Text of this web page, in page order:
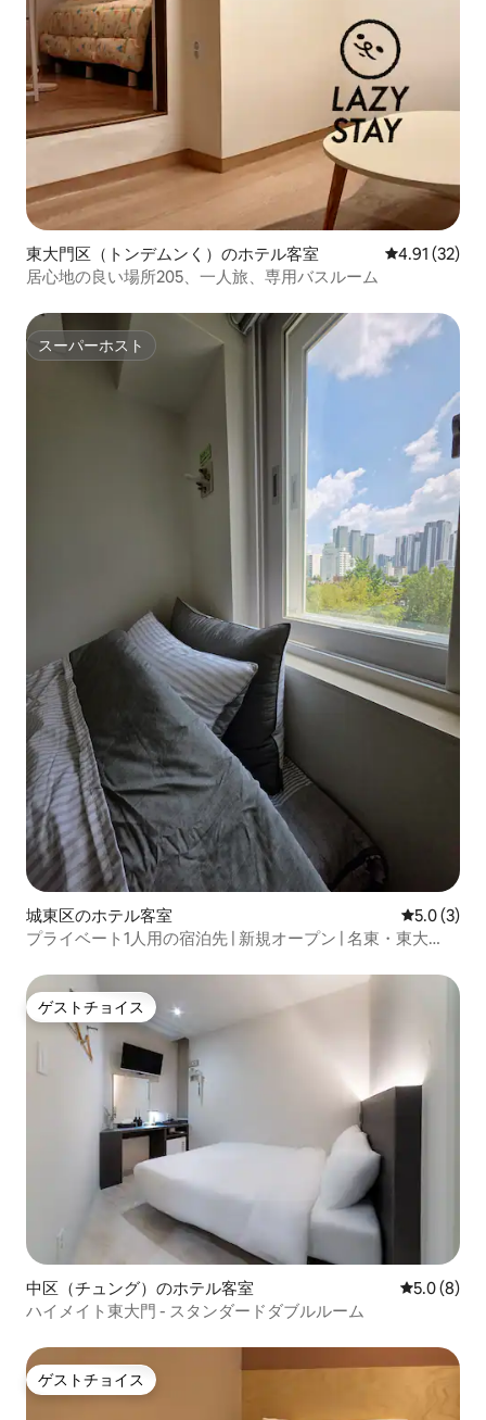
東大門区（トンデムンく）のホテル客室 レビュー32
4.91 (32)
居心地の良い場所205、一人旅、専用バスルーム
スーパーホスト
スーパーホスト
城東区のホテル客室 レビュー3
5.0 (3)
プライベート1人用の宿泊先 | 新規オープン | 名東・東大
ゲストチョイス
ゲストチョイス
中区（チュング）のホテル客室 レビュー8
5.0 (8)
ハイメイト東大門 - スタンダードダブルルーム
ゲストチョイス
ゲストチョイス